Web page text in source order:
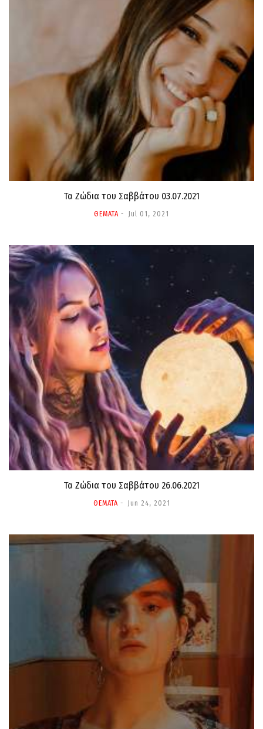
Τα Ζώδια τoυ Σαββάτου 03.07.2021
ΘΕΜΑΤΑ Jul 01, 2021
Τα Ζώδια τoυ Σαββάτου 26.06.2021
ΘΕΜΑΤΑ Jun 24, 2021